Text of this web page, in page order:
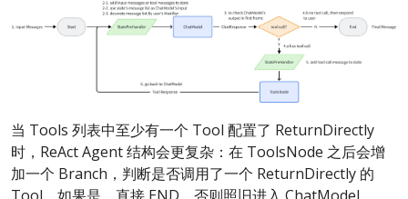
当 Tools 列表中至少有一个 Tool 配置了 ReturnDirectly
时，ReAct Agent 结构会更复杂：在 ToolsNode 之后会增
加一个 Branch，判断是否调用了一个 ReturnDirectly 的